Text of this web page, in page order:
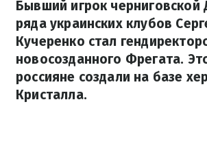
Бывший игрок черниговской
ряда украинских клубов
Кучеренко стал
новосозданного Фрегата.
россияне создали на базе
Кристалла.